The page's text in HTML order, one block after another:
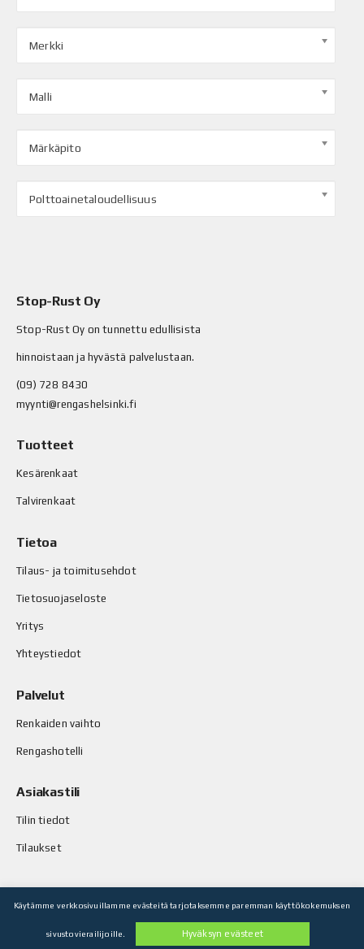
Merkki
Malli
Märkäpito
Polttoainetaloudellisuus
Stop-Rust Oy
Stop-Rust Oy on tunnettu edullisista
hinnoistaan ja hyvästä palvelustaan.
(09) 728 8430
myynti@rengashelsinki.fi
Tuotteet
Kesärenkaat
Talvirenkaat
Tietoa
Tilaus- ja toimitusehdot
Tietosuojaseloste
Yritys
Yhteystiedot
Palvelut
Renkaiden vaihto
Rengashotelli
Asiakastili
Tilin tiedot
Tilaukset
© Stop-Rust Oy. Kaikki oikeudet pidätetään.
Käytämme verkkosivuillamme evästeitä tarjotaksemme paremman käyttökokemuksen
sivustovierailijoille. Hyväksyn evästeet